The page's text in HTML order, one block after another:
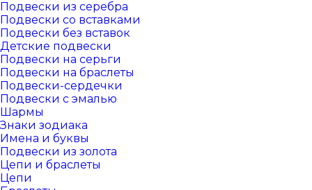
Подвески из серебра
Подвески со вставками
Подвески без вставок
Детские подвески
Подвески на серьги
Подвески на браслеты
Подвески-сердечки
Подвески с эмалью
Шармы
Знаки зодиака
Имена и буквы
Подвески из золота
Цепи и браслеты
Цепи